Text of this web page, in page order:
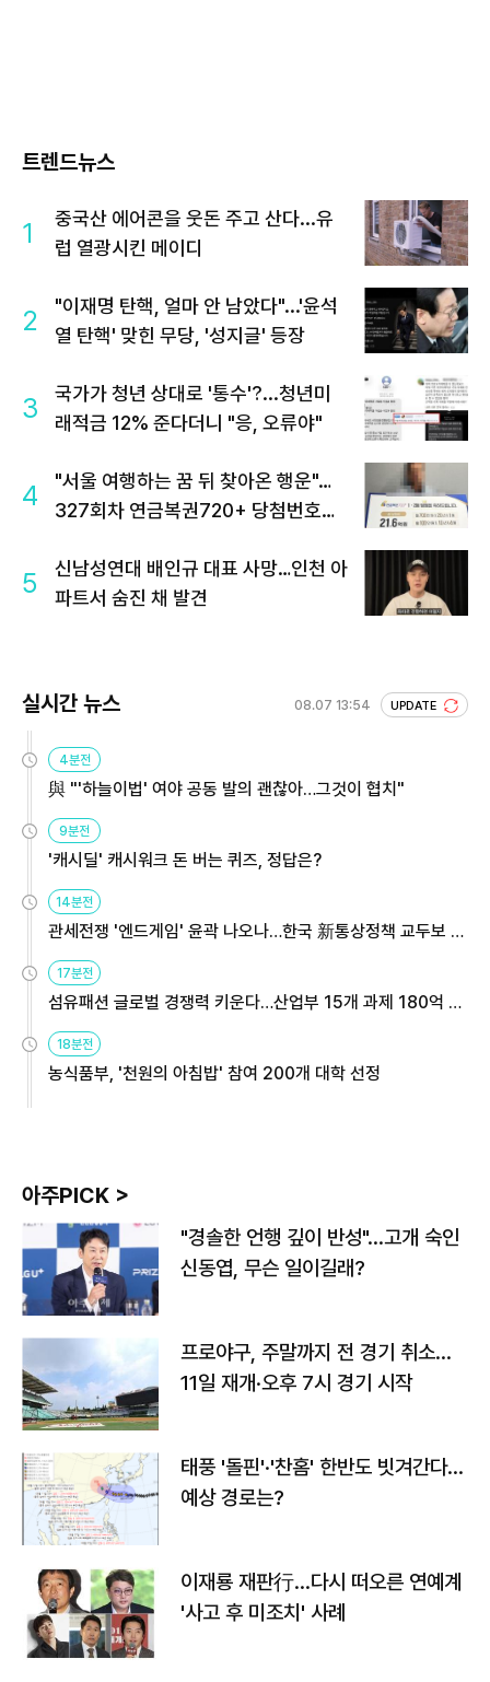
트렌드뉴스
1
중국산 에어콘을 웃돈 주고 산다...유
럽 열광시킨 메이디
2
"이재명 탄핵, 얼마 안 남았다"...'윤석
열 탄핵' 맞힌 무당, '성지글' 등장
3
국가가 청년 상대로 '통수'?...청년미
래적금 12% 준다더니 "응, 오류야"
4
"서울 여행하는 꿈 뒤 찾아온 행운"…
327회차 연금복권720+ 당첨번호조
5
신남성연대 배인규 대표 사망…인천 아
파트서 숨진 채 발견
실시간 뉴스 08.07 13:54 UPDATE
4분전
與 "'하늘이법' 여야 공동 발의 괜찮아…그것이 협치"
9분전
'캐시딜' 캐시워크 돈 버는 퀴즈, 정답은?
14분전
관세전쟁 '엔드게임' 윤곽 나오나…한국 新통상정책 교두보 활
용해야
17분전
섬유패션 글로벌 경쟁력 키운다…산업부 15개 과제 180억 지
원
18분전
농식품부, '천원의 아침밥' 참여 200개 대학 선정
아주PICK >
"경솔한 언행 깊이 반성"…고개 숙인
신동엽, 무슨 일이길래?
프로야구, 주말까지 전 경기 취소…
11일 재개·오후 7시 경기 시작
태풍 '돌핀'·'찬홈' 한반도 빗겨간다…
예상 경로는?
이재룡 재판行…다시 떠오른 연예계
'사고 후 미조치' 사례